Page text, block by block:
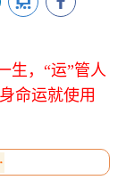
生，“运”管人
命运就使用